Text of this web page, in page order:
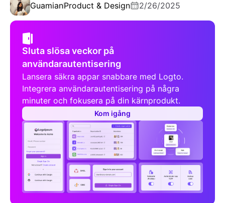
GuamianProduct & Design 2/26/2025
Sluta slösa veckor på
användarautentisering
Lansera säkra appar snabbare med Logto.
Integrera användarautentisering på några
minuter och fokusera på din kärnprodukt.
Kom igång